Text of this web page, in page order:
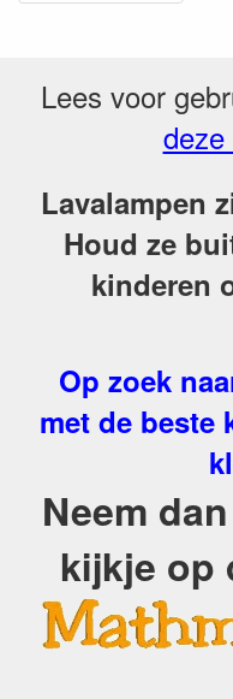
Lees voor
deze
Lavalampen
Houd ze
kinderen
Op zoek
met de beste
Neem
kijkje op